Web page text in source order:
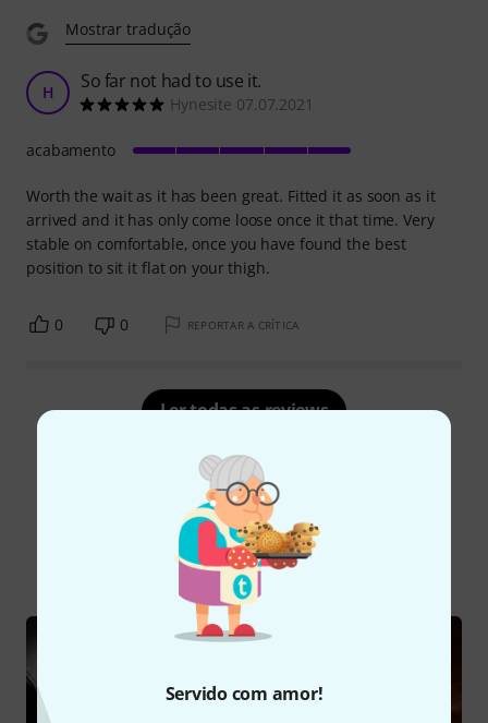
Servido com amor!
Mostrar tradução
H So far not had to use it.
Hynesite 07.07.2021
Worth the wait as it has been great. Fitted it as soon as it
arrived and it has only come loose once it that time. Very
stable on comfortable, once you have found the best
position to sit it flat on your thigh.
acabamento
0 0 REPORTAR A CRÍTICA
Ler todas as reviews
Sabia?
Todos Guia Online